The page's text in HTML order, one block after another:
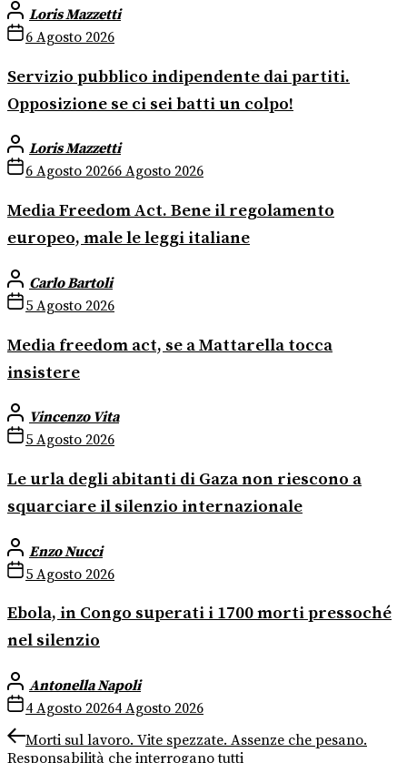
Loris Mazzetti
6 Agosto 2026
Servizio pubblico indipendente dai partiti.
Opposizione se ci sei batti un colpo!
Loris Mazzetti
6 Agosto 20266 Agosto 2026
Media Freedom Act. Bene il regolamento
europeo, male le leggi italiane
Carlo Bartoli
5 Agosto 2026
Media freedom act, se a Mattarella tocca
insistere
Vincenzo Vita
5 Agosto 2026
Le urla degli abitanti di Gaza non riescono a
squarciare il silenzio internazionale
Enzo Nucci
5 Agosto 2026
Ebola, in Congo superati i 1700 morti pressoché
nel silenzio
Antonella Napoli
4 Agosto 20264 Agosto 2026
Navigazione
Previous
post:
Morti sul lavoro. Vite spezzate. Assenze che pesano.
Responsabilità che interrogano tutti